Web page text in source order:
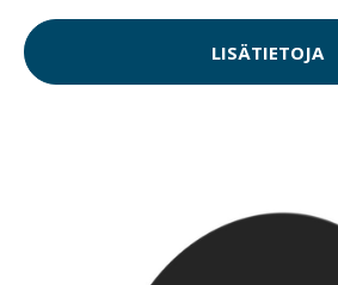
LISÄTIETOJA